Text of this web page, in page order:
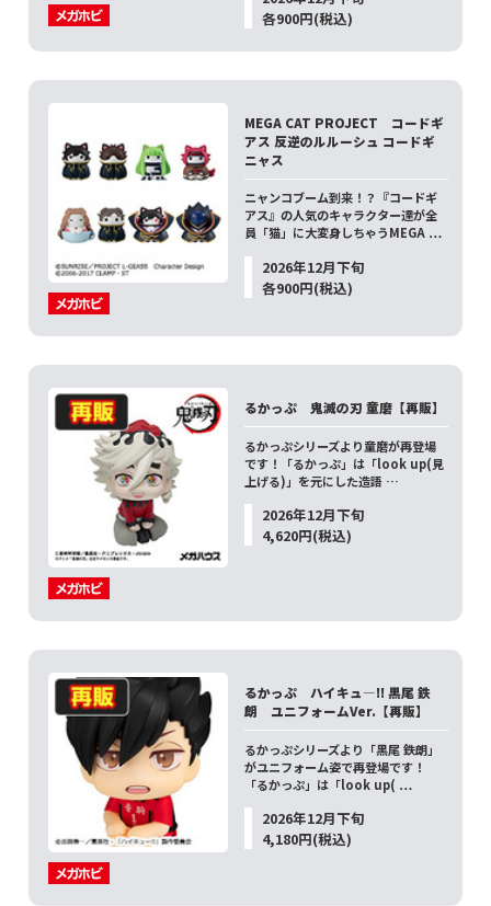
各900円(税込)
MEGA CAT PROJECT コードギ
アス 反逆のルルーシュ コードギ
ニャス
ニャンコブーム到来！？『コードギ
アス』の人気のキャラクター達が全
員「猫」に大変身しちゃうMEGA …
2026年12月下旬
各900円(税込)
るかっぷ 鬼滅の刃 童磨【再販】
るかっぷシリーズより童磨が再登場
です！「るかっぷ」は「look up(見
上げる)」を元にした造語 …
2026年12月下旬
4,620円(税込)
るかっぷ ハイキュ―!! 黒尾 鉄
朗 ユニフォームVer.【再販】
るかっぷシリーズより「黒尾 鉄朗」
がユニフォーム姿で再登場です！
「るかっぷ」は「look up( …
2026年12月下旬
4,180円(税込)